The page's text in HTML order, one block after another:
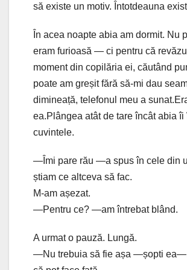
să existe un motiv. Întotdeauna
În acea noapte abia am dormit. Nu
eram furioasă — ci pentru că
moment din copilăria ei, căutând
poate am greșit fără să-mi dau
dimineață, telefonul meu a
ea.Plângea atât de tare încât abia îi
cuvintele.
—Îmi pare rău —a spus în cele din
știam ce altceva să fac.
M-am așezat.
—Pentru ce? —am întrebat blând.
A urmat o pauză. Lungă.
—Nu trebuia să fie așa —șopti